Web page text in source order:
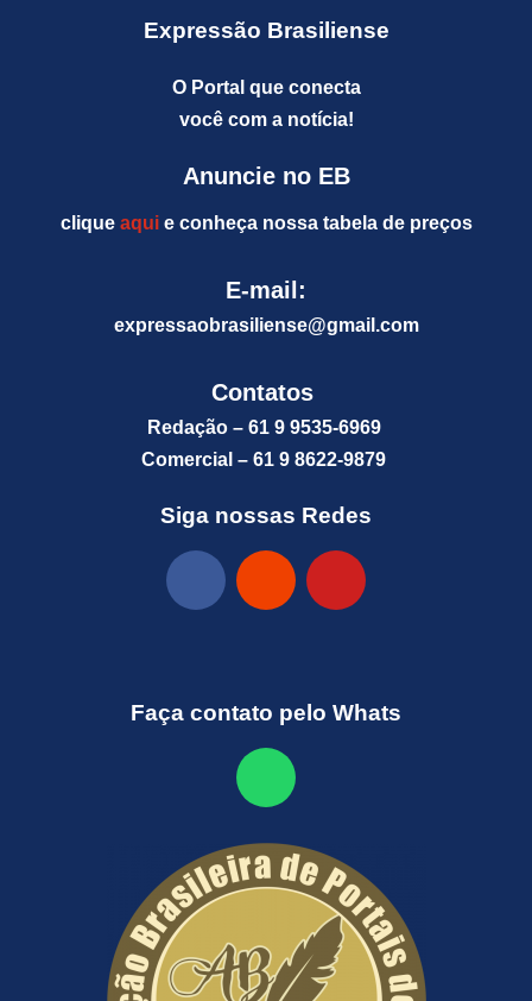
Expressão Brasiliense
O Portal que conecta
você com a notícia!
Anuncie no EB
clique aquie conheça nossa tabela de preços
E-mail:
expressaobrasiliense@gmail.com
Contatos
Redação – 61 9 9535-6969
Comercial – 61 9 8622-9879
Siga nossas Redes
Faça contato pelo Whats